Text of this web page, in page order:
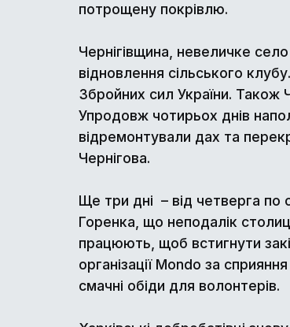
потрощену покрівлю.
Чернігівщина, невеличке
відновлення сільського
Збройних сил України. Також
Упродовж чотирьох днів
відремонтували дах та
Чернігова.
Ще три дні – від четверга по
Горенка, що неподалік
працюють, щоб встигнути
організації Mondo за
смачні обіди для волонтерів.